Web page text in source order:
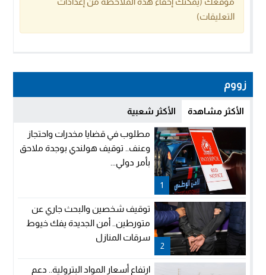
التعليقات)
زووم
الأكثر مشاهدة الأكثر شعبية
1
مطلوب في قضايا مخدرات واحتجاز
وعنف.. توقيف هولندي بوجدة ملاحق
بأمر دولي...
2
توقيف شخصين والبحث جاري عن
متورطين.. أمن الجديدة يفك خيوط
سرقات المنازل
ارتفاع أسعار المواد البترولية.. دعم